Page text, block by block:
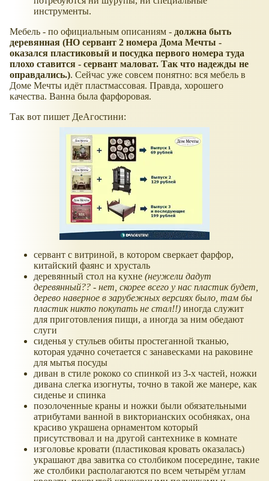
инструменты.
Мебель - по официальным описаниям - должна быть
деревянная (НО сервант 2 номера Дома Мечты -
оказался пластиковый и посудка первого номера туда
плохо ставится - сервант маловат. Так что надежды не
оправдались.). Сейчас уже совсем понятно: вся мебель в
Доме Мечты идёт пластмассовая. Правда, хорошего
качества. Ванна была фарфоровая.
Так вот пишет ДеАгостини:
сервант с витриной, в котором сверкает фарфор,
китайский фаянс и хрусталь
деревянный стол на кухне (неужели дадут
деревянный?? - нет, скорее всего у нас пластик будет,
дерево наверное в зарубежных версиях было, там бы
пластик никто покупать не стал!!) иногда служит
для приготовления пищи, а иногда за ним обедают
слуги
сиденья у стульев обиты простеганной тканью,
которая удачно сочетается с занавесками на раковине
для мытья посуды
диван в стиле рококо со спинкой из 3-х частей, ножки
дивана слегка изогнуты, точно в такой же манере, как
сиденье и спинка
позолоченные краны и ножки были обязательными
атрибутами ванной в викторианских особняках, она
красиво украшена орнаментом который
присутствовал и на другой сантехнике в комнате
изголовье кровати (пластиковая кровать оказалась)
украшают два завитка со столбиком посередине, такие
же столбики располагаются по всем четырём углам